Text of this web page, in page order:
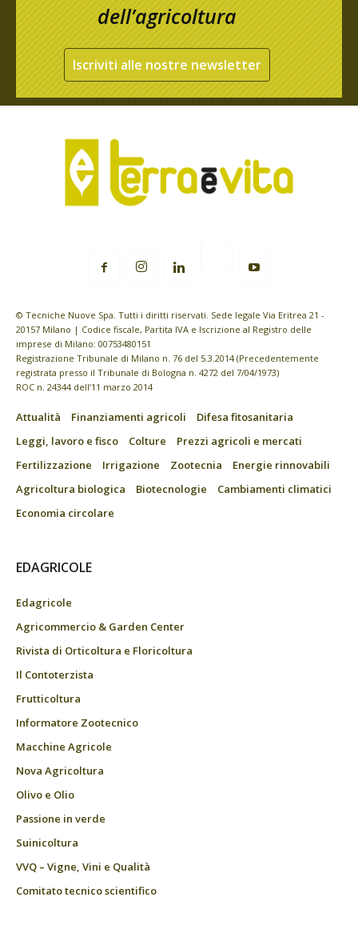
dell’agricoltura
Iscriviti alle nostre newsletter
© Tecniche Nuove Spa. Tutti i diritti riservati. Sede legale Via Eritrea 21 -
20157 Milano | Codice fiscale, Partita IVA e Iscrizione al Registro delle
imprese di Milano: 00753480151
Registrazione Tribunale di Milano n. 76 del 5.3.2014 (Precedentemente
registrata presso il Tribunale di Bologna n. 4272 del 7/04/1973)
ROC n. 24344 dell’11 marzo 2014
Attualità Finanziamenti agricoli
Difesa fitosanitaria
Leggi, lavoro e fisco
Colture
Prezzi agricoli e mercati
Fertilizzazione
Irrigazione Zootecnia
Energie rinnovabili
Agricoltura biologica
Biotecnologie
Cambiamenti climatici
Economia circolare
EDAGRICOLE
Edagricole
Agricommercio & Garden Center
Rivista di Orticoltura e Floricoltura
Il Contoterzista
Frutticoltura
Informatore Zootecnico
Macchine Agricole
Nova Agricoltura
Olivo e Olio
Passione in verde
Suinicoltura
VVQ – Vigne, Vini e Qualità
Comitato tecnico scientifico